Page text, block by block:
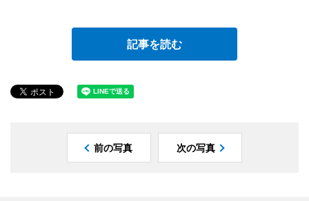
記事を読む
前の写真 次の写真